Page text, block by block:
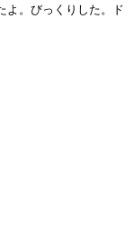
よ。びっくりした。ド